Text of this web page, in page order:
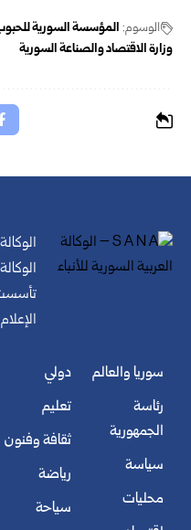
الوسوم: المؤسسة السورية
وزارة الاقتصاد والصناعة السورية
سوريا والعالم
رئاسة
الجمهورية
سياسة
محليات
دولي
تعليم
ثقافة وفنون
رياضة
سياحة